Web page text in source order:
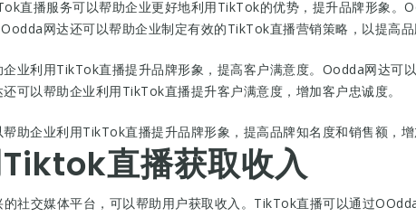
直播服务可以帮助企业更好地利用TikTok的优势，提升品牌形象。
网达还可以帮助企业制定有效的TikTok直播营销策略，以提高品
业利用TikTok直播提升品牌形象，提高客户满意度。Oodda网达可
可以帮助企业利用TikTok直播提升客户满意度，增加客户忠诚度。
助企业利用TikTok直播提升品牌形象，提高品牌知名度和销售额，增
直播获取收入
社交媒体平台，可以帮助用户获取收入。TikTok直播可以通过